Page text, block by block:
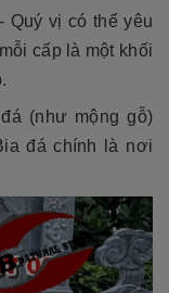
Quý vị có thể yêu
cấp là một khối
(như mộng gỗ)
đá chính là nơi